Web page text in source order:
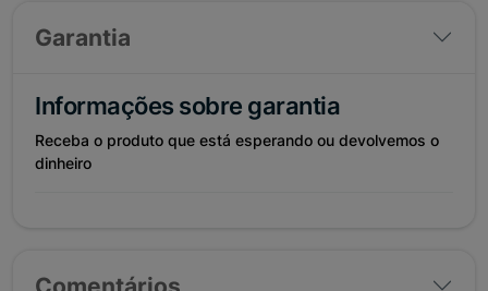
Garantia
Informações sobre garantia
Receba o produto que está esperando ou devolvemos o
dinheiro